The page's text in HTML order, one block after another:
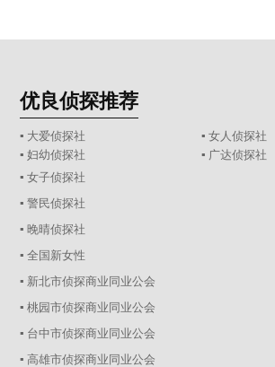
优良侦探推荐
▪ 大爱侦探社
▪ 女人侦探社
▪ 妇幼侦探社
▪ 广达侦探社
▪ 女子侦探社
▪ 警民侦探社
▪ 晚晴侦探社
▪ 全国新女性
▪ 新北市侦探商业同业公会
▪ 桃园市侦探商业同业公会
▪ 台中市侦探商业同业公会
▪ 高雄市侦探商业同业公会